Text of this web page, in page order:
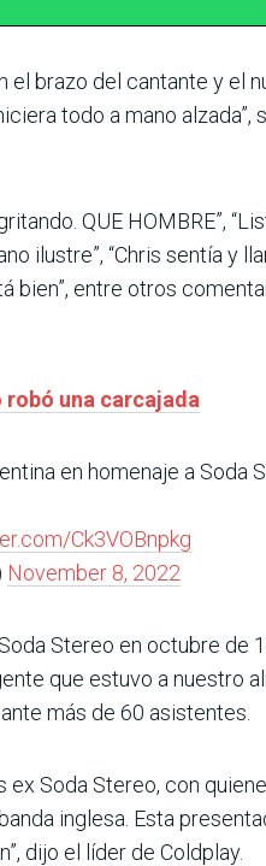
brazo del cantante y el
todo a mano alzada”,
QUE HOMBRE”,
ilustre”, “Chris sentía y
bien”, entre otros
robó una carcajada
en homenaje a Soda
Ck3VOBnpkg
November 8, 2022
Stereo en octubre de
que estuvo a nuestro
más de 60 asistentes.
Soda Stereo, con
inglesa. Esta
dijo el líder de Coldplay.